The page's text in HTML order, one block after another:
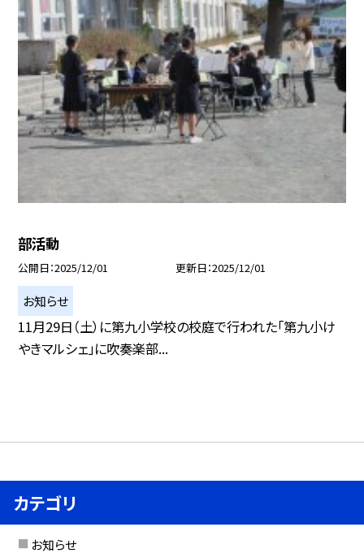
部活動
公開日 2025/12/01 更新日 2025/12/01
お知らせ
11月29日（土）に第九小学校の校庭で行われた「第九小け
やきマルシェ」に吹奏楽部...
カテゴリ
お知らせ